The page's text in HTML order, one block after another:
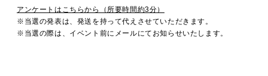
アンケートはこちらから（所要時間約3分）
※当選の発表は、発送を持って代えさせていただきます。
※当選の際は、イベント前にメールにてお知らせいたします。